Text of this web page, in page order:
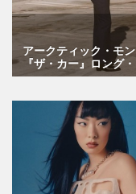
アークティック・モ
『ザ・カー』ロング